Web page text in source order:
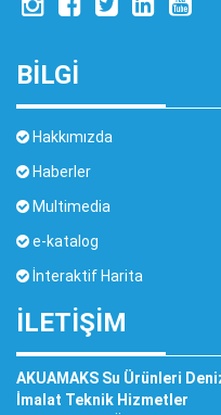
BİLGİ
Hakkımızda
Haberler
Multimedia
e-katalog
İnteraktif Harita
İLETIŞIM
AKUAMAKS Su Ürünleri
İmalat Teknik Hizmetler